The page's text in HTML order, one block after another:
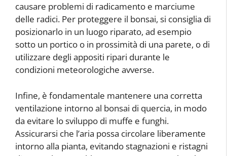
causare problemi di radicamento e marciume
delle radici. Per proteggere il bonsai, si consiglia di
posizionarlo in un luogo riparato, ad esempio
sotto un portico o in prossimità di una parete, o di
utilizzare degli appositi ripari durante le
condizioni meteorologiche avverse.
Infine, è fondamentale mantenere una corretta
ventilazione intorno al bonsai di quercia, in modo
da evitare lo sviluppo di muffe e funghi.
Assicurarsi che l’aria possa circolare liberamente
intorno alla pianta, evitando stagnazioni e ristagni